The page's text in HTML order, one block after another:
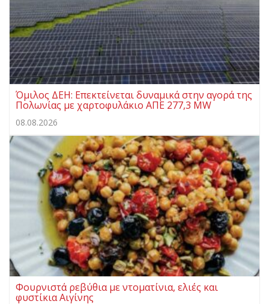
Όμιλος ΔΕΗ: Επεκτείνεται δυναμικά στην αγορά της
Πολωνίας με χαρτοφυλάκιο ΑΠΕ 277,3 MW
08.08.2026
Φουρνιστά ρεβύθια με ντοματίνια, ελιές και
φυστίκια Αιγίνης